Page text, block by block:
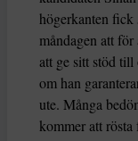
högerkanten fick
måndagen att
att ge sitt stöd
om han
ute. Många
kommer att